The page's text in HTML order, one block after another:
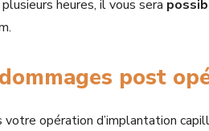
heures, il vous sera
post
votre opération d’implantation